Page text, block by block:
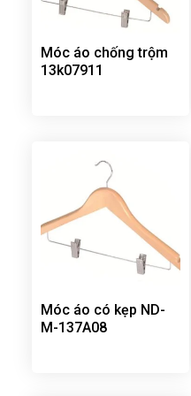
Móc áo chống trộm
13k07911
Móc áo có kẹp ND-
M-137A08